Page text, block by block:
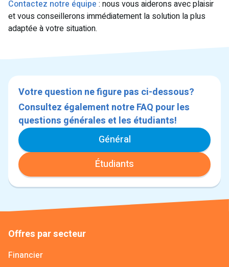
Contactez notre équipe : nous vous aiderons avec plaisir
et vous conseillerons immédiatement la solution la plus
adaptée à votre situation.
Votre question ne figure pas ci-dessous?
Consultez également notre FAQ pour les
questions générales et les étudiants!
Général
Étudiants
Offres par secteur
Financier